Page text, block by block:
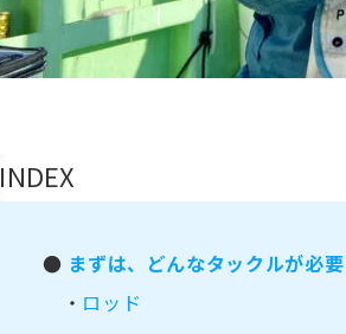
INDEX
● まずは、どんなタックルが必
・ ロッド